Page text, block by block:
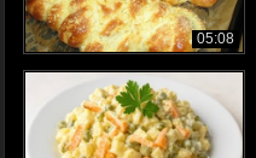
05:08